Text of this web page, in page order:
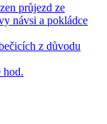
průjezd ze
návsi a pokládce
z důvodu
hod.